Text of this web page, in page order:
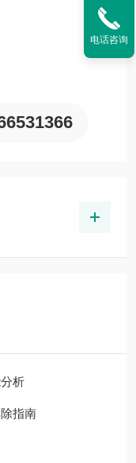
析
指南
电话咨询